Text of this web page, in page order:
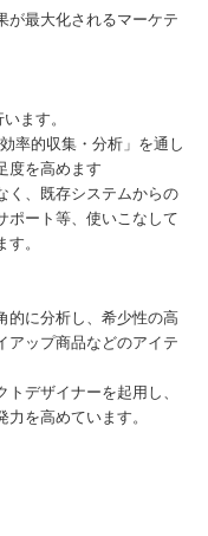
が最大化されるマーケテ
ます。
率的収集・分析」を通し
度を高めます
く、既存システムからの
ポート等、使いこなして
。
的に分析し、希少性の高
アップ商品などのアイテ
デザイナーを起用し、
を高めています。